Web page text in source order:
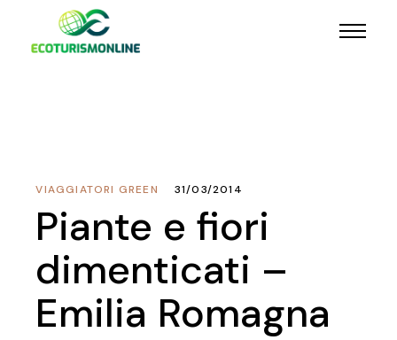
VIAGGIATORI GREEN 31/03/2014
Piante e fiori
dimenticati –
Emilia Romagna